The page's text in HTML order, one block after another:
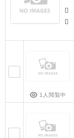
1人閲覧中